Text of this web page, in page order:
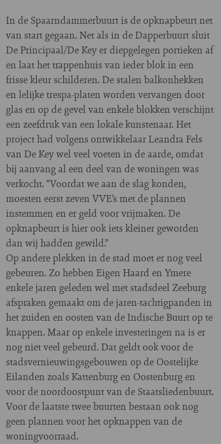
In de Spaarndammerbuurt is de opknapbeurt net
van start gegaan. Net als in de Dapperbuurt sluit
De Principaal/De Key er diepgelegen portieken af
en laat het trappenhuis van ieder blok in een
frisse kleur schilderen. De stalen balkonhekken
en lelijke trespa-platen worden vervangen door
glas en op de gevel van enkele blokken verschijnt
een zeefdruk van een lokale kunstenaar. Het
project had volgens ontwikkelaar Leandra Fels
van De Key wel veel voeten in de aarde, omdat
bij aanvang al een deel van de woningen was
verkocht. “Voordat we aan de slag konden,
moesten eerst zeven VVE’s met de plannen
instemmen en er geld voor vrijmaken. De
opknapbeurt is hier ook iets kleiner geworden
dan wij hadden gewild.”
Op andere plekken in de stad moet er nog veel
gebeuren. Zo hebben Eigen Haard en Ymere
enkele jaren geleden wel met stadsdeel Zeeburg
afspraken gemaakt om de jaren-tachtigpanden in
het zuiden en oosten van de Indische Buurt op te
knappen. Maar op enkele investeringen na is er
nog niet veel gebeurd. Dat geldt ook voor de
stadsvernieuwingsgebouwen op de Oostelijke
Eilanden zoals Kattenburg en Oostenburg en
voor de noordoostpunt van de Staatsliedenbuurt.
Voor de laatste twee buurten bestaan ook nog
geen plannen voor het opknappen van de
woningvoorraad.